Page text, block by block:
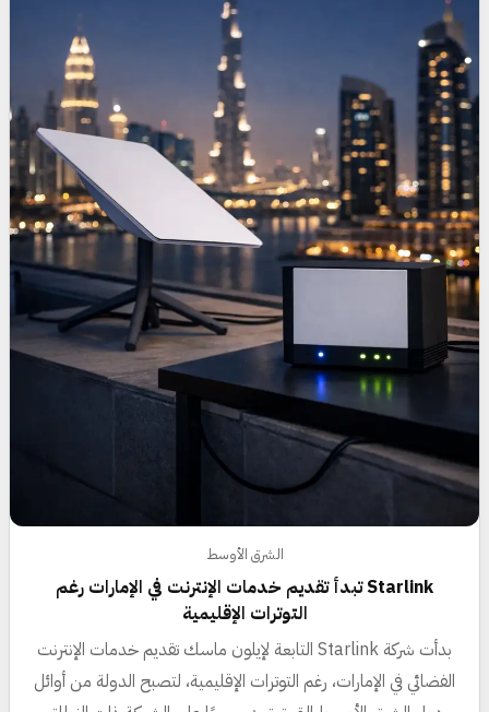
الشرق الأوسط
Starlink تبدأ تقديم خدمات الإنترنت في الإمارات رغم
التوترات الإقليمية
بدأت شركة Starlink التابعة لإيلون ماسك تقديم خدمات الإنترنت
الفضائي في الإمارات، رغم التوترات الإقليمية، لتصبح الدولة من أوائل